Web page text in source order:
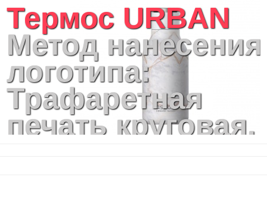
Термос URBAN
Метод нанесения
логотипа:
Трафаретная
печать круговая,